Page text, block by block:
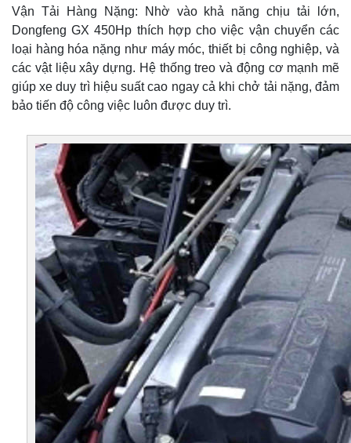
Vận Tải Hàng Nặng: Nhờ vào khả năng chịu tải lớn,
Dongfeng GX 450Hp thích hợp cho việc vận chuyển các
loại hàng hóa nặng như máy móc, thiết bị công nghiệp, và
các vật liệu xây dựng. Hệ thống treo và động cơ mạnh mẽ
giúp xe duy trì hiệu suất cao ngay cả khi chở tải nặng, đảm
bảo tiến độ công việc luôn được duy trì.